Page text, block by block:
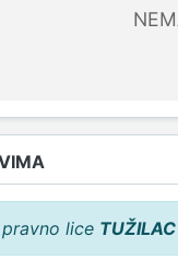
lice TUŽILAC